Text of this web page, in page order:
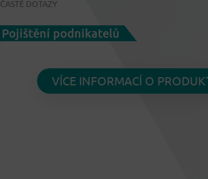
ČASTÉ DOTAZY
Pojištění podnikatelů
VÍCE INFORMACÍ O